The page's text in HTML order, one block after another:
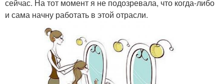
сейчас. На тот момент я не подозревала, что когда-либо
и сама начну работать в этой отрасли.